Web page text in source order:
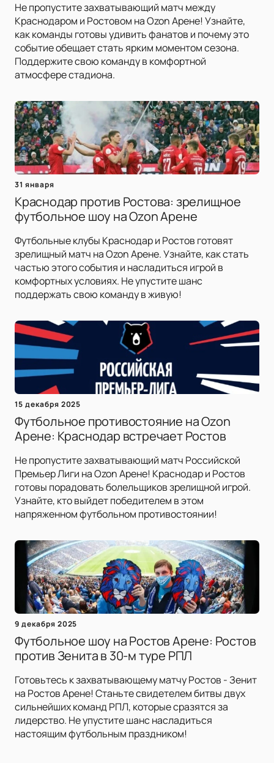
Не пропустите захватывающий матч между
Краснодаром и Ростовом на Ozon Арене! Узнайте,
как команды готовы удивить фанатов и почему это
событие обещает стать ярким моментом сезона.
Поддержите свою команду в комфортной
атмосфере стадиона.
31 января
Краснодар против Ростова: зрелищное
футбольное шоу на Ozon Арене
Футбольные клубы Краснодар и Ростов готовят
зрелищный матч на Ozon Арене. Узнайте, как стать
частью этого события и насладиться игрой в
комфортных условиях. Не упустите шанс
поддержать свою команду в живую!
15 декабря 2025
Футбольное противостояние на Ozon
Арене: Краснодар встречает Ростов
Не пропустите захватывающий матч Российской
Премьер Лиги на Ozon Арене! Краснодар и Ростов
готовы порадовать болельщиков зрелищной игрой.
Узнайте, кто выйдет победителем в этом
напряженном футбольном противостоянии!
9 декабря 2025
Футбольное шоу на Ростов Арене: Ростов
против Зенита в 30-м туре РПЛ
Готовьтесь к захватывающему матчу Ростов - Зенит
на Ростов Арене! Станьте свидетелем битвы двух
сильнейших команд РПЛ, которые сразятся за
лидерство. Не упустите шанс насладиться
настоящим футбольным праздником!